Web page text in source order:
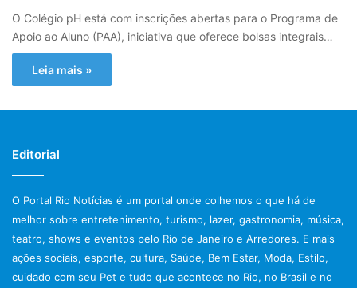
O Colégio pH está com inscrições abertas para o Programa de
Apoio ao Aluno (PAA), iniciativa que oferece bolsas integrais…
Leia mais »
Editorial
O Portal Rio Notícias é um portal onde colhemos o que há de
melhor sobre entretenimento, turismo, lazer, gastronomia, música,
teatro, shows e eventos pelo Rio de Janeiro e Arredores. E mais
ações sociais, esporte, cultura, Saúde, Bem Estar, Moda, Estilo,
cuidado com seu Pet e tudo que acontece no Rio, no Brasil e no